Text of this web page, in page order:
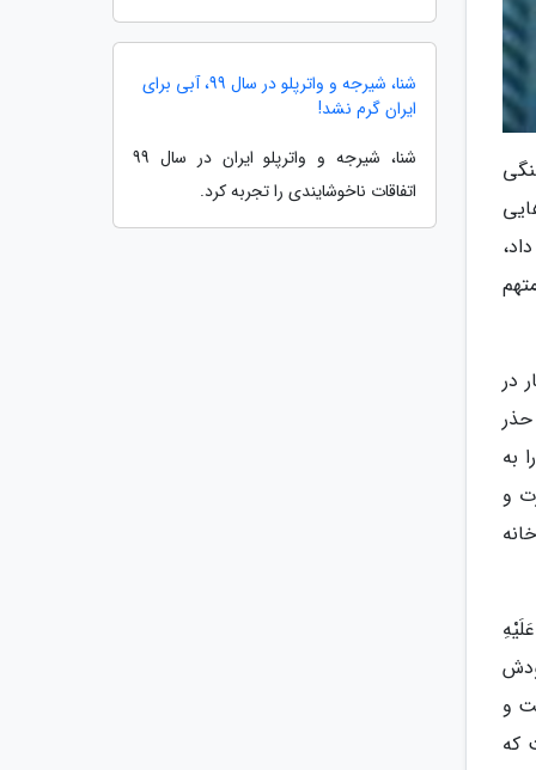
در
به
و
و
که
شنا، شیرجه و واترپلو در سال 99، آبی برای
ایران گرم نشد!
شنا، شیرجه و واترپلو ایران در سال 99
اتفاقات ناخوشایندی را تجربه کرد.